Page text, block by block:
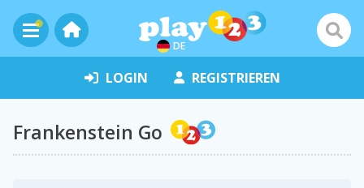
DE
LOGIN REGISTRIEREN
Frankenstein Go